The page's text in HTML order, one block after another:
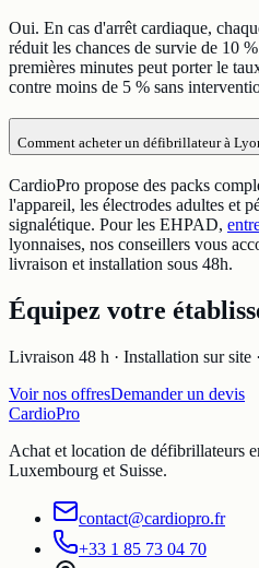
Oui. En cas d'arrêt cardiaque,
réduit les chances de survie de 10
premières minutes peut porter le
contre moins de 5 % sans
Comment acheter un défibrillateur à
CardioPro propose des packs
l'appareil, les électrodes adultes et
signalétique. Pour les EHPAD,
lyonnaises, nos conseillers vous
livraison et installation sous 48h.
Équipez votre
Livraison 48 h · Installation sur site
Voir nos offresDemander un devis
CardioPro
Achat et location de défibrillateurs
Luxembourg et Suisse.
contact@cardiopro.fr
+33 1 85 73 04 70